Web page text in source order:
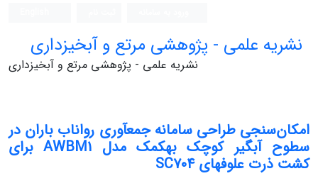
نشریه علمی - پژوهشی مرتع و آبخیزداری
نشریه علمی - پژوهشی مرتع و آبخیزداری
امکان‌سنجی طراحی سامانه جمع‎آوری رواناب باران در
سطوح آبگیر کوچک به‎کمک مدل AWBM1 برای
کشت ذرت علوفه‎ای SC704